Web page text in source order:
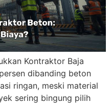
Kontraktor Baja
dibanding beton
ringan, meski material
sering bingung pilih